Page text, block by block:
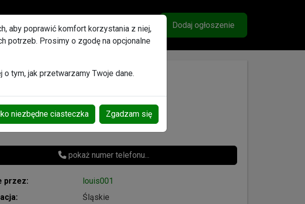
Ulubione OgłoszeniaWiadomości
Konto Dodaj ogłoszenie
pokaż numer telefonu...
przez:
louis001
Śląskie
aby poprawić komfort korzystania z niej,
potrzeb. Prosimy o zgodę na opcjonalne
tym, jak przetwarzamy Twoje dane.
niezbędne ciasteczka Zgadzam się